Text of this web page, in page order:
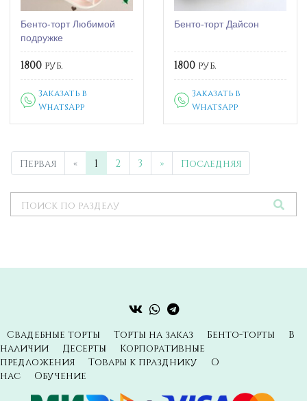
Бенто-торт Любимой
подружке
1800 руб.
Заказать в
WhatsApp
Бенто-торт Дайсон
1800 руб.
Заказать в
WhatsApp
Первая « 1 2 3 » Последняя
Свадебные торты Торты на заказ Бенто-торты
В
наличии
Десерты
Корпоративные
предложения
Товары к празднику
О
нас
Обучение